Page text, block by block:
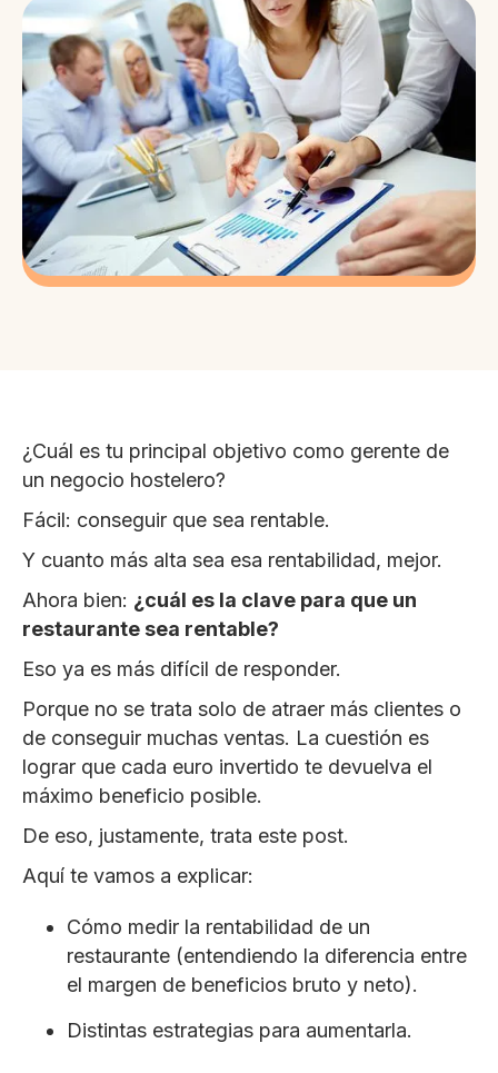
¿Cuál es tu principal objetivo como gerente de
un negocio hostelero?
Fácil: conseguir que sea rentable.
Y cuanto más alta sea esa rentabilidad, mejor.
Ahora bien: ¿cuál es la clave para que un
restaurante sea rentable?
Eso ya es más difícil de responder.
Porque no se trata solo de atraer más clientes o
de conseguir muchas ventas. La cuestión es
lograr que cada euro invertido te devuelva el
máximo beneficio posible.
De eso, justamente, trata este post.
Aquí te vamos a explicar:
Cómo medir la rentabilidad de un
restaurante (entendiendo la diferencia entre
el margen de beneficios bruto y neto).
Distintas estrategias para aumentarla.